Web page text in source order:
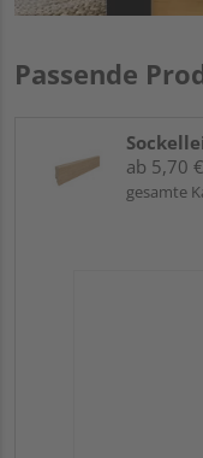
Passende
ab 5,70
gesamte